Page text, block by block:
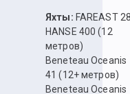
Яхты: FAREAST
HANSE 400 (12
метров)
Beneteau Oceanis
41 (12+ метров)
Beneteau Oceanis